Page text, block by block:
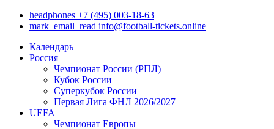
headphones +7 (495) 003-18-63
mark_email_read info@football-tickets.online
Календарь
Россия
Чемпионат России (РПЛ)
Кубок России
Суперкубок России
Первая Лига ФНЛ 2026/2027
UEFA
Чемпионат Европы